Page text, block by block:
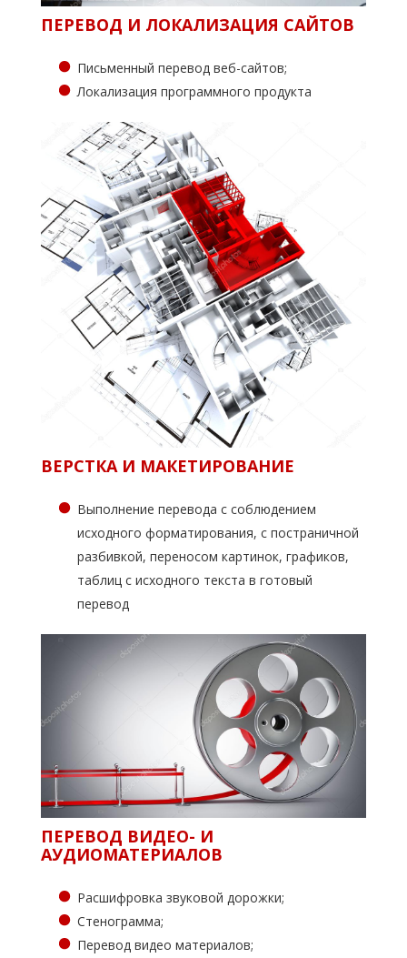
ПЕРЕВОД И ЛОКАЛИЗАЦИЯ САЙТОВ
Письменный перевод веб-сайтов;
Локализация программного продукта
ВЕРСТКА И МАКЕТИРОВАНИЕ
Выполнение перевода с соблюдением
исходного форматирования, с постраничной
разбивкой, переносом картинок, графиков,
таблиц с исходного текста в готовый
перевод
ПЕРЕВОД ВИДЕО- И
АУДИОМАТЕРИАЛОВ
Расшифровка звуковой дорожки;
Стенограмма;
Перевод видео материалов;